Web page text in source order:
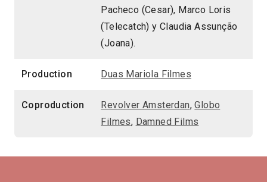
Pacheco (Cesar), Marco Loris
(Telecatch) y Claudia Assunção
(Joana).
Production Duas Mariola Filmes
Coproduction Revolver Amsterdan,Globo
Filmes, Damned Films